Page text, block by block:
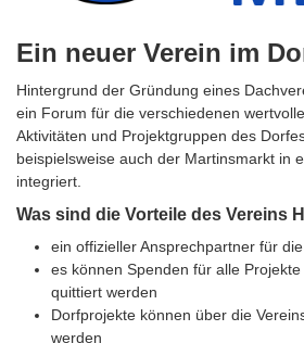
Ein neuer Verein im
Hintergrund der Gründung eines
ein Forum für die verschiedenen
Aktivitäten und Projektgruppen des
beispielsweise auch der Martinsmarkt in
integriert.
Was sind die Vorteile des Vereins
ein offizieller Ansprechpartner für
es können Spenden für alle
quittiert werden
Dorfprojekte können über die
werden